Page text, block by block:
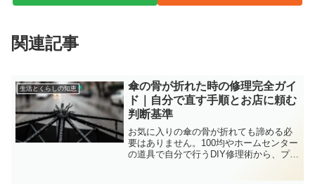
関連記事
生活とくらしの知恵
傘の骨が折れた時の修理完全ガイ
ド｜自分で直す手順とお店に頼む
判断基準
お気に入りの傘の骨が折れても諦める必
要はありません。100均やホームセンター
の道具で自分で行うDIY修理術から、プロ